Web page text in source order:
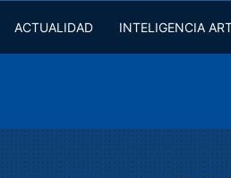
ACTUALIDAD INTELIGENCIA